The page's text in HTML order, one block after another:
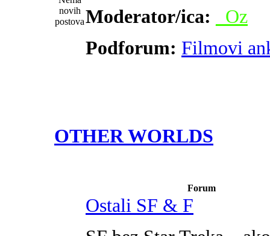
Moderator/ica:
_Oz
Podforum: Filmovi
OTHER WORLDS
Forum
Ostali SF & F